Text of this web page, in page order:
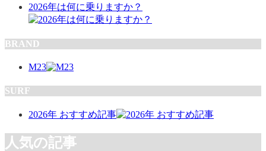
2026年は何に乗りますか？
BRAND
M23
SURF
2026年 おすすめ記事
人気の記事